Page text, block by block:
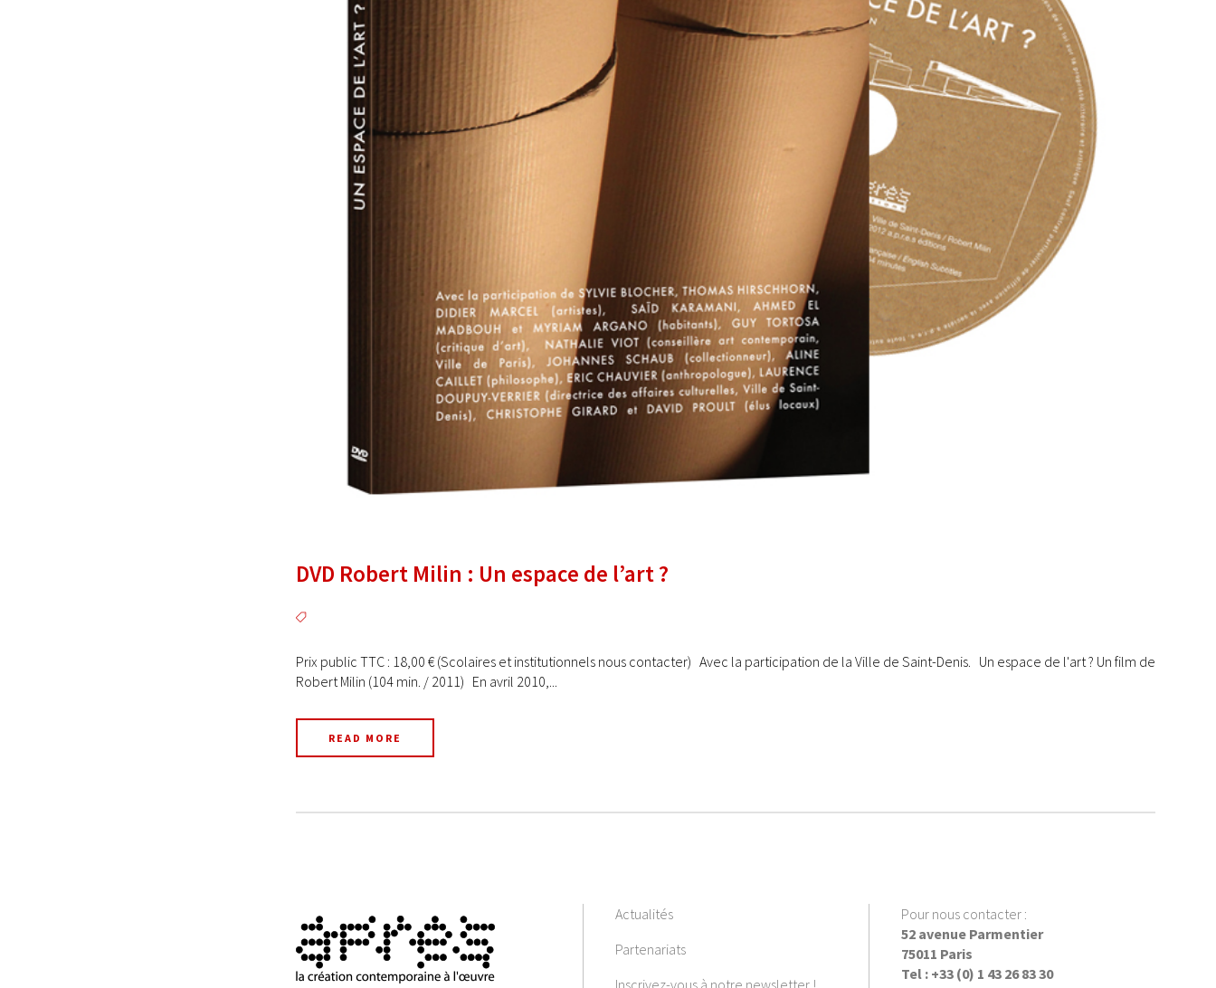
DVD Robert Milin : Un espace de l’art ?
Prix public TTC : 18,00 € (Scolaires et institutionnels nous contacter) Avec la participation de la Ville de Saint-Denis. Un espace de l'art ? Un film de
Robert Milin (104 min. / 2011) En avril 2010,...
READ MORE
Actualités
Partenariats
Pour nous contacter :
52 avenue Parmentier
75011 Paris
Tel : +33 (0) 1 43 26 83 30